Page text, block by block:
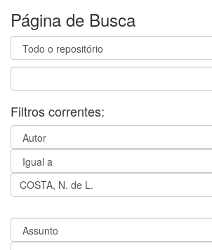
Página de Busca
Filtros correntes: